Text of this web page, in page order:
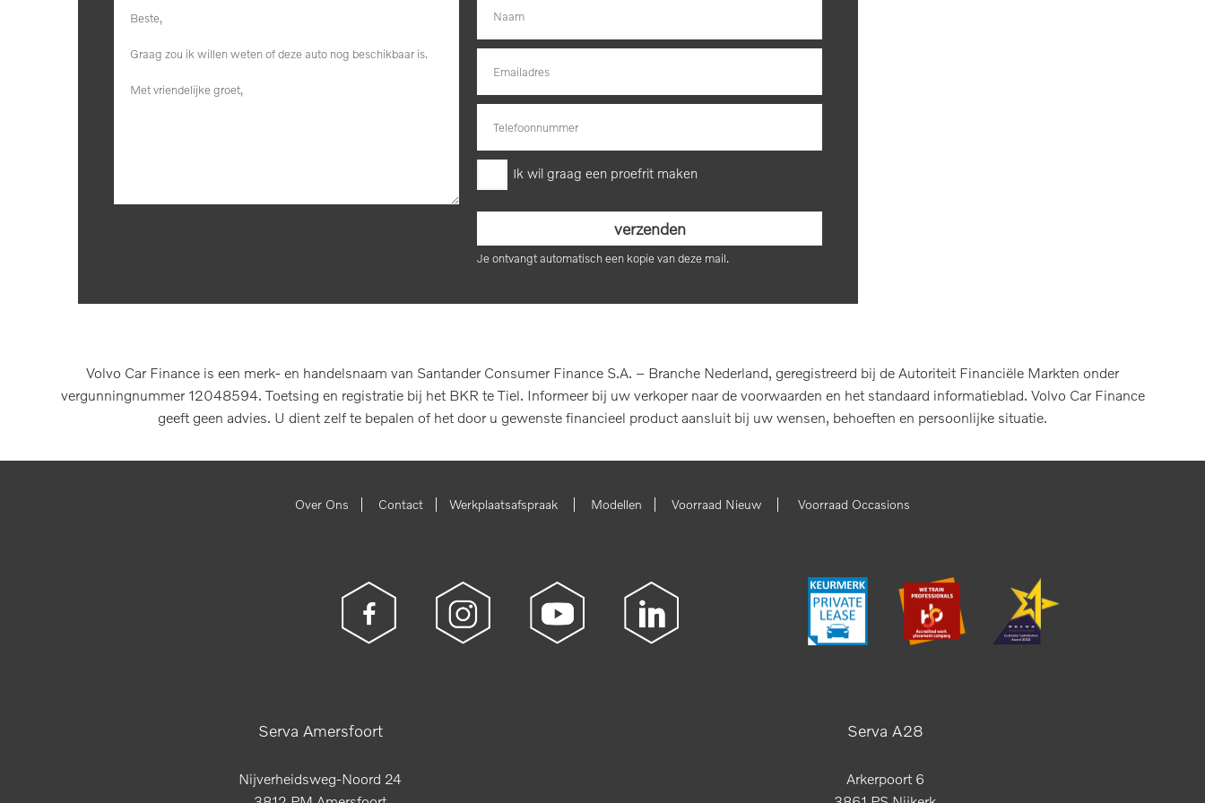
Ik wil graag een proefrit maken
Je ontvangt automatisch een kopie van deze mail.
Volvo Car Finance is een merk- en handelsnaam van Santander Consumer Finance S.A. – Branche Nederland, geregistreerd bij de Autoriteit Financiële Markten onder
vergunningnummer 12048594. Toetsing en registratie bij het BKR te Tiel. Informeer bij uw verkoper naar de voorwaarden en het standaard informatieblad. Volvo Car Finance
geeft geen advies. U dient zelf te bepalen of het door u gewenste financieel product aansluit bij uw wensen, behoeften en persoonlijke situatie.
Over Ons | Contact | Werkplaatsafspraak | Modellen | Voorraad Nieuw | Voorraad Occasions
Serva Amersfoort
Nijverheidsweg-Noord 24
Serva A28
Arkerpoort 6